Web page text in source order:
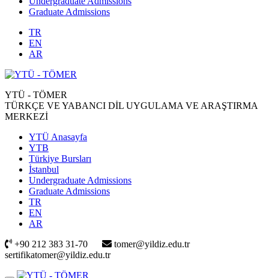
Graduate Admissions
TR
EN
AR
YTÜ - TÖMER
TÜRKÇE VE YABANCI DİL UYGULAMA VE ARAŞTIRMA
MERKEZİ
YTÜ Anasayfa
YTB
Türkiye Bursları
İstanbul
Undergraduate Admissions
Graduate Admissions
TR
EN
AR
+90 212 383 31-70
tomer@yildiz.edu.tr
sertifikatomer@yildiz.edu.tr